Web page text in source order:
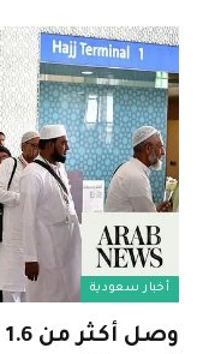
أخبار سعودية